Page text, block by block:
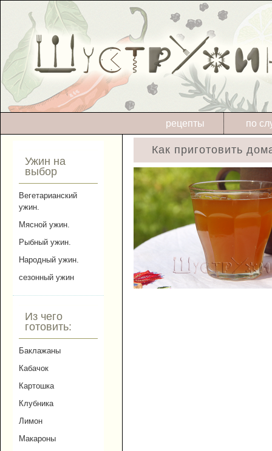
по
рецепты
Ужин на
выбор
Вегетарианский
ужин.
Мясной ужин.
Рыбный ужин.
Народный ужин.
сезонный ужин
Из чего
готовить:
Баклажаны
Кабачок
Картошка
Клубника
Лимон
Макароны
Как приготовить